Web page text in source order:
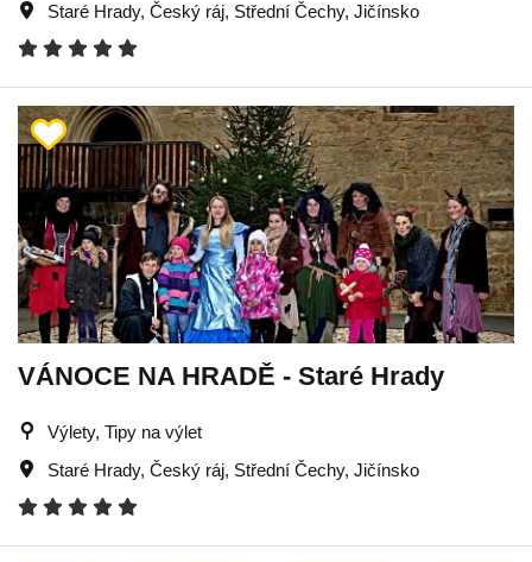
Staré Hrady, Český ráj, Střední Čechy, Jičínsko
VÁNOCE NA HRADĚ - Staré Hrady
Výlety, Tipy na výlet
Staré Hrady, Český ráj, Střední Čechy, Jičínsko